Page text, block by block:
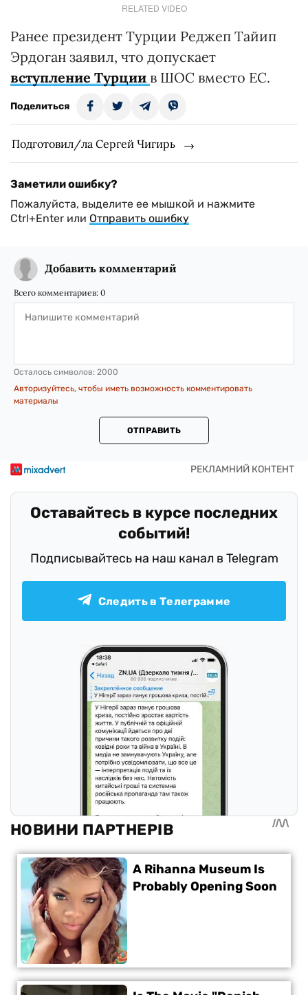
RELATED VIDEO
Ранее президент Турции Реджеп Тайип
Эрдоган заявил, что допускает
вступление Турции в ШОС вместо ЕС.
Поделиться
Подготовил/ла Сергей Чигирь
Заметили ошибку?
Пожалуйста, выделите ее мышкой и нажмите
Ctrl+Enter или Отправить ошибку
Добавить комментарий
Всего комментариев: 0
Осталось символов: 2000
Авторизуйтесь, чтобы иметь возможность комментировать
материалы
ОТПРАВИТЬ
Оставайтесь в курсе последних
событий!
Подписывайтесь на наш канал в Telegram
Следить в Телеграмме